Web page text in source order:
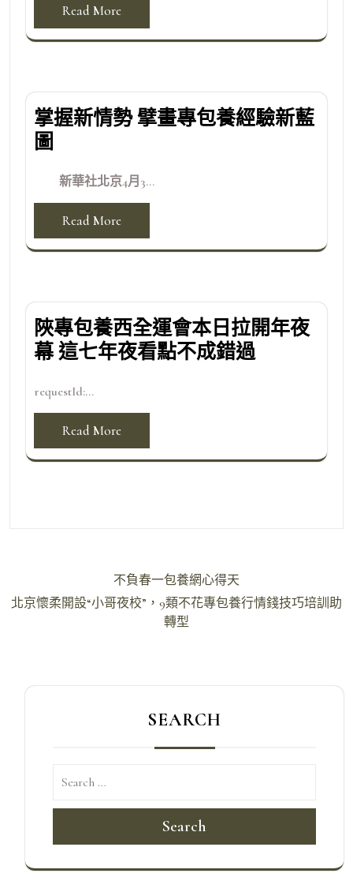
Read More
掌握新情勢 擘畫專包養經驗新藍
圖
新華社北京4月3...
Read More
陜專包養西全運會本日拉開年夜
幕 這七年夜看點不成錯過
requestId:...
Read More
章
不負春一包養網心得天
北京懷柔開設“小哥夜校”，9類不花專包養行情錢技巧培訓助
轉型
SEARCH
Search